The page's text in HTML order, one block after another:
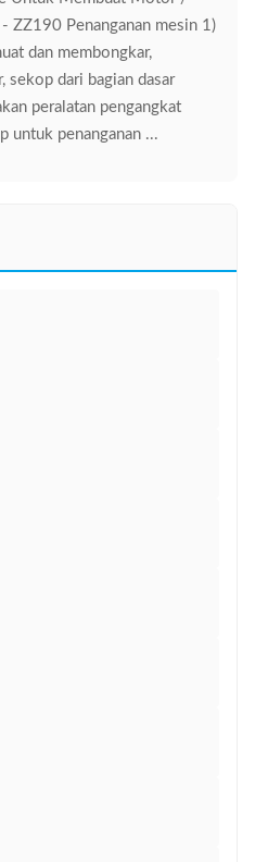
ZZ190 Penanganan mesin 1)
dan membongkar,
sekop dari bagian dasar
peralatan pengangkat
untuk penanganan ...